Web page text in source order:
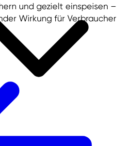
und gezielt einspeisen –
Wirkung für Verbraucher